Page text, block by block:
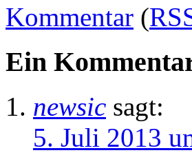
Kommentar (
Ein
newsic sagt:
5. Juli 2013